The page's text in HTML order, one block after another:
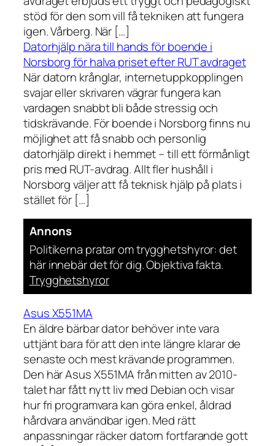
stöd för den som vill få tekniken att fungera
igen. Vårberg. När […]
Datorhjälp nära till hands för boende i
Norsborg för halva priset efter RUT avdraget
När datorn krånglar, internetuppkopplingen
svajar eller skrivaren vägrar fungera kan
vardagen snabbt bli både stressig och
tidskrävande. För boende i Norsborg finns nu
möjlighet att få snabb och personlig
datorhjälp direkt i hemmet – till ett förmånligt
pris med RUT-avdrag. Allt fler hushåll i
Norsborg väljer att få teknisk hjälp på plats i
stället för […]
Annons
Politikerna pratar om trygghetshyror: det
här innebär det för dig. Objektiva fakta.
Trygghetshyror
Asus X551MA
En äldre bärbar dator behöver inte vara
uttjänt bara för att den inte längre klarar de
senaste och mest krävande programmen.
Den här Asus X551MA från mitten av 2010-
talet har fått nytt liv med Debian och visar
hur fri programvara kan göra enkel, åldrad
hårdvara användbar igen. Med rätt
anpassningar räcker datorn fortfarande gott